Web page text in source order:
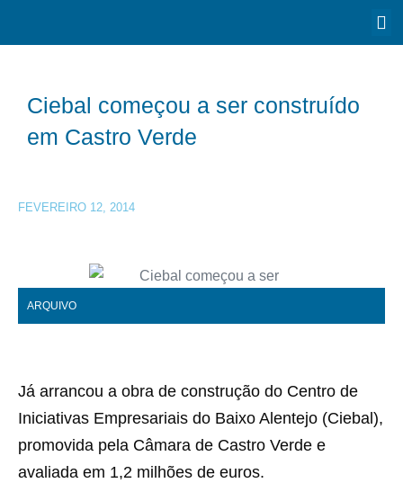
Ciebal começou a ser construído
em Castro Verde
FEVEREIRO 12, 2014
ARQUIVO
Já arrancou a obra de construção do Centro de
Iniciativas Empresariais do Baixo Alentejo (Ciebal),
promovida pela Câmara de Castro Verde e
avaliada em 1,2 milhões de euros.